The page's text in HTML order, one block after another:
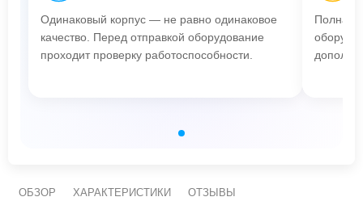
Одинаковый корпус — не равно одинаковое
качество. Перед отправкой оборудование
проходит проверку работоспособности.
Полная
ОБЗОР ХАРАКТЕРИСТИКИ ОТЗЫВЫ